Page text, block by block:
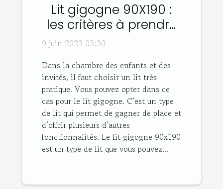
Lit gigogne 90X190 :
les critères à prendre
en compte son choix
9 juin 2023 03:30
Dans la chambre des enfants et des
invités, il faut choisir un lit très
pratique. Vous pouvez opter dans ce
cas pour le lit gigogne. C’est un type
de lit qui permet de gagner de place et
d’offrir plusieurs d’autres
fonctionnalités. Le lit gigogne 90x190
est un type de lit que vous pouvez...